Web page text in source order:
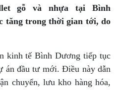
gỗ và nhựa tại Bình
tăng trong thời gian tới, do
kinh tế Bình Dương tiếp tục
án đầu tư mới. Điều này dẫn
chuyển, lưu kho hàng hóa,